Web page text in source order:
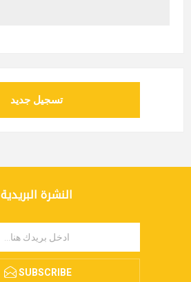
تسجيل جديد
النشرة البريدية
SUBSCRIBE